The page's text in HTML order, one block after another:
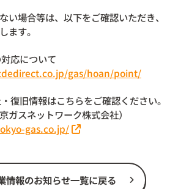
い場合等は、以下をご確認いただき、
ます。
応について
gas/hoan/point/
復旧情報はこちらをご確認ください。
ガスネットワーク株式会社）
gas.co.jp/
情報のお知らせ一覧に戻る